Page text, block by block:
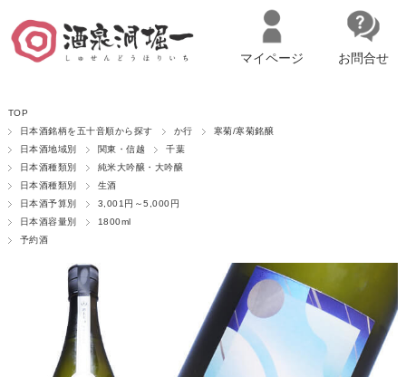
マイページへログイン
マイページ お問合せ
TOP
日本酒銘柄を五十音順から探す
か行
寒菊/寒菊銘醸
日本酒地域別
関東・信越
千葉
日本酒種類別
純米大吟醸・大吟醸
日本酒種類別
生酒
日本酒予算別
3,001円～5,000円
日本酒容量別
1800ml
予約酒